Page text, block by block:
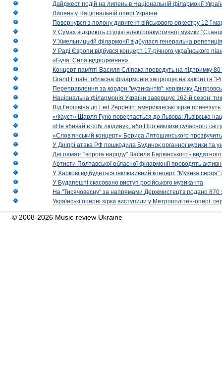
Дайджест подій на липень в Національній філармонії
Липень у Національній опері України
Повернувся з полону диригент військового оркестру 12-ї
У Сумах відкриють студію електроакустичної музики
У Хмельницькій філармонії відбулася генеральна
У Раді Європи відбувся концерт 17-річного українського
«Буча. Сила відродження»
Концерт пам'яті Василя Сліпака проведуть на підтримку
Grand Finale: обласна філармонія запрошує на закриття
Переправлення за кордон "музикантів": керівнику
Національна філармонія України завершує 162-й сезон:
Від Гершвіна до Led Zeppelin: американські зірки
«Фауст» Шарля Гуно повертається до Львова: Львівська
«Не вбивай в собі людину», або Про виклики сучасного світу
«Слов’янський концерт» Бориса Лятошинського
У Дніпрі атака РФ пошкодила Будинок органної музики та
Дні памяті "ворога народу" Василя Барвінського -
Артисти Полтавської обласної філармонії проводять
У Харкові відбудеться інклюзивний концерт "Музика
У Будапешті скасовано виступ російського музиканта
На "Тисячовесну" за напрямами Держмистецтв подано 870
Українські оперні зірки виступили у Метрополітен-опері:
© 2008-2026 Music-review Ukraine